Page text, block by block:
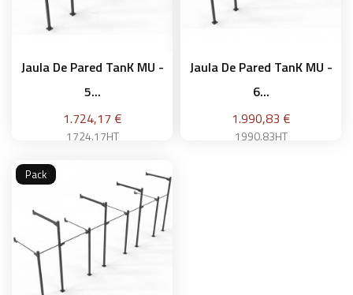
Jaula De Pared TanK MU -
5...
Precio
1.724,17 €
1724.17HT
Añadir a la cesta
Jaula De Pared TanK MU -
6...
Precio
1.990,83 €
1990.83HT
Pack